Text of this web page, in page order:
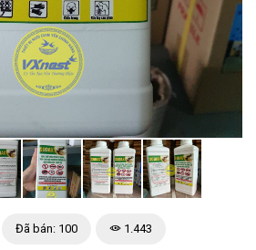
Đã bán: 100 1.443